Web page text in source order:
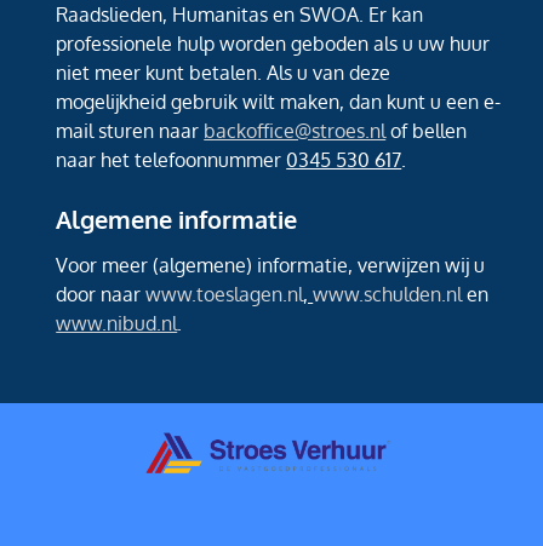
Raadslieden, Humanitas en SWOA. Er kan
professionele hulp worden geboden als u uw huur
niet meer kunt betalen. Als u van deze
mogelijkheid gebruik wilt maken, dan kunt u een e-
mail sturen naar backoffice@stroes.nlof bellen
naar het telefoonnummer0345 530 617.
Algemene informatie
Voor meer (algemene) informatie, verwijzen wij u
door naarwww.toeslagen.nl,www.schulden.nl en
www.nibud.nl